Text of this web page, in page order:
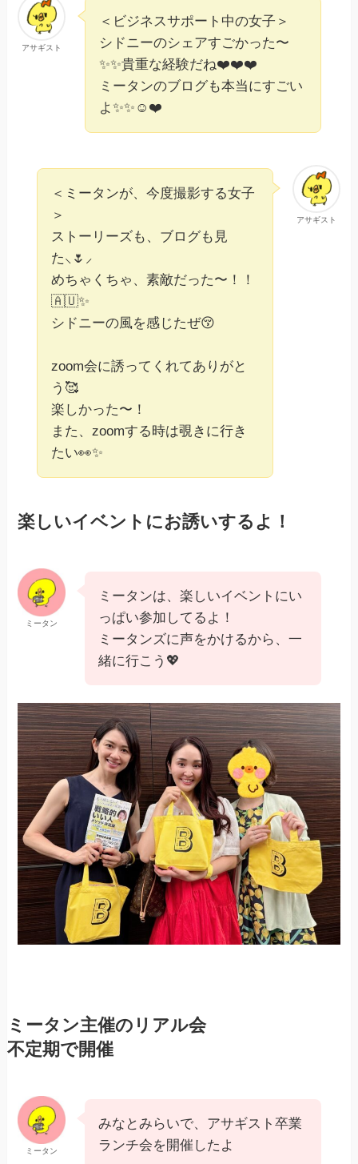
アサギスト
＜ビジネスサポート中の女子＞
シドニーのシェアすごかった〜
✨✨貴重な経験だね❤️❤️❤️
ミータンのブログも本当にすごい
よ✨✨☺️❤️
アサギスト
＜ミータンが、今度撮影する女子
＞
ストーリーズも、ブログも見
た⸜🌷︎⸝‍
めちゃくちゃ、素敵だった〜！！
🇦🇺✨️
シドニーの風を感じたぜ😚
zoom会に誘ってくれてありがと
う🥰
楽しかった〜！
また、zoomする時は覗きに行き
たい👀✨
楽しいイベントにお誘いするよ！
ミータン
ミータンは、楽しいイベントにい
っぱい参加してるよ！
ミータンズに声をかけるから、一
緒に行こう💖
ミータン主催のリアル会
不定期で開催
ミータン
みなとみらいで、アサギスト卒業
ランチ会を開催したよ